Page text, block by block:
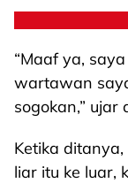
“Maaf ya,
wartawan
sogokan,” ujar
Ketika
liar itu ke luar,